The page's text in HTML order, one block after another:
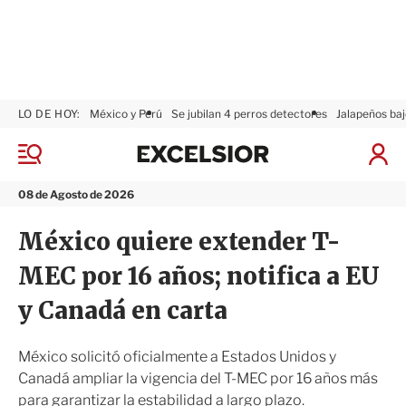
M
n
08 de Agosto de 2026
LO DE HOY: México y Perú Se jubilan 4 perros detectores Jalapeños
I
r
x
s
i
o
r
México quiere extender T-
MEC por 16 años; notifica a EU
y Canadá en carta
México solicitó oficialmente a Estados Unidos y
Canadá ampliar la vigencia del T-MEC por 16 años más
para garantizar la estabilidad a largo plazo.